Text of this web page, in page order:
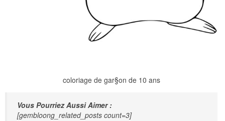
coloriage de gar§on de 10 ans
Vous Pourriez Aussi Aimer :
[gembloong_related_posts count=3]